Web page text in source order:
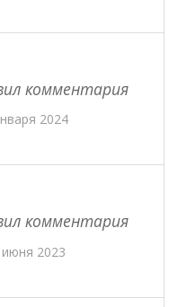
комментария
2024
комментария
2023